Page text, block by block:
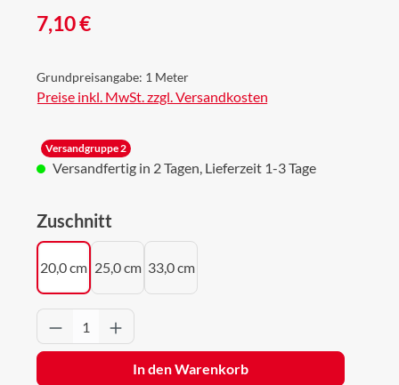
Regulärer Preis:
7,10 €
Grundpreisangabe: 1 Meter
Preise inkl. MwSt. zzgl. Versandkosten
Versandgruppe 2
Versandfertig in 2 Tagen, Lieferzeit 1-3 Tage
Zuschnitt
20,0 cm 25,0 cm 33,0 cm
Produkt Anzahl: Gib den gewünschten
In den Warenkorb